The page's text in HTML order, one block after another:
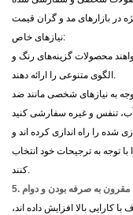
نیازهای خاص:
محصولات گزینه‌های رنگ و
الگوی متنوعی را ارائه دهند.
به نیازهای شخصی مانند ضد
را راه اندازی کرده اند و
توجه به ترجیحات خود انتخاب
کنند.
5. مقرون به صرفه بودن و دوام
کارایی بالا افزایش داده اند،